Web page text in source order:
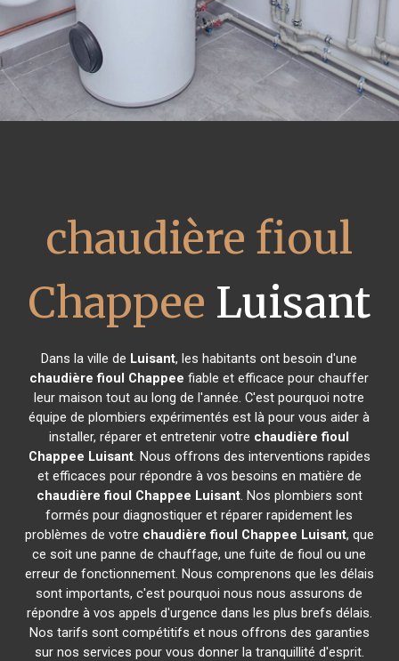
chaudière fioul
Chappee Luisant
Dans la ville de Luisant, les habitants ont besoin d'une
chaudière fioul Chappee fiable et efficace pour chauffer
leur maison tout au long de l'année. C'est pourquoi notre
équipe de plombiers expérimentés est là pour vous aider à
installer, réparer et entretenir votre chaudière fioul
Chappee Luisant. Nous offrons des interventions rapides
et efficaces pour répondre à vos besoins en matière de
chaudière fioul Chappee Luisant. Nos plombiers sont
formés pour diagnostiquer et réparer rapidement les
problèmes de votre chaudière fioul Chappee Luisant, que
ce soit une panne de chauffage, une fuite de fioul ou une
erreur de fonctionnement. Nous comprenons que les délais
sont importants, c'est pourquoi nous nous assurons de
répondre à vos appels d'urgence dans les plus brefs délais.
Nos tarifs sont compétitifs et nous offrons des garanties
sur nos services pour vous donner la tranquillité d'esprit.